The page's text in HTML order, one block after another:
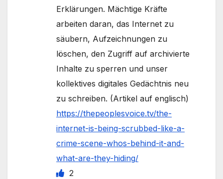
Erklärungen. Mächtige Kräfte
arbeiten daran, das Internet zu
säubern, Aufzeichnungen zu
löschen, den Zugriff auf archivierte
Inhalte zu sperren und unser
kollektives digitales Gedächtnis neu
zu schreiben. (Artikel auf englisch)
https://thepeoplesvoice.tv/the-
internet-is-being-scrubbed-like-a-
crime-scene-whos-behind-it-and-
what-are-they-hiding/
2